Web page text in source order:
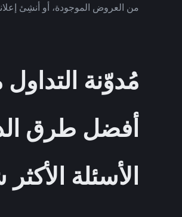
من العروض الموجودة، أو أنشِئ
مُدوّنة
أفضل طرق
الأسئلة